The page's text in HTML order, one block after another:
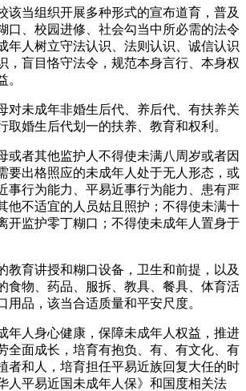
当组织开展多种形式的宣布道育，普及
口、校园进修、社会勾当中所必需的法令
年人树立守法认识、法则认识、诚信认识
，盲目恪守法令，规范本身言行、本身权
。
未成年非婚生后代、养后代、有扶养关
取婚生后代划一的扶养、教育和权利。
者其他监护人不得使未满八周岁或者因
要出格照应的未成年人处于无人形态，或
事行为能力、平易近事行为能力、患有严
他不适宜的人员姑且照护；不得使未满十
开监护零丁糊口；不得使未成年人置身于
育讲授和糊口设备，卫生和前提，以及
食物、药品、服拆、教具、餐具、体育活
用品，该当合适质量和平安尺度。
人身心健康，保障未成年人权益，推进
全面成长，培育有抱负、有、有文化、有
者和人，培育担任平易近族回复大任的时
人平易近国未成年人保》和国度相关法